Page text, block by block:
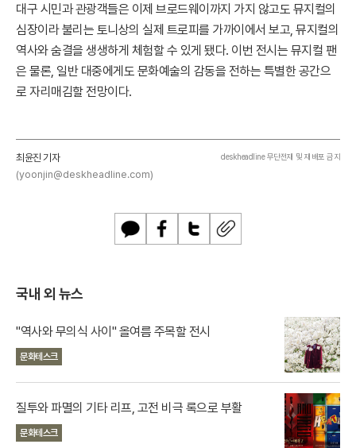
대구 시민과 관광객들은 이제 브로드웨이까지 가지 않고도 뮤지컬의
심장이라 불리는 토니상의 실제 트로피를 가까이에서 보고, 뮤지컬의
역사와 숨결을 생생하게 체험할 수 있게 됐다. 이번 전시는 뮤지컬 팬
은 물론, 일반 대중에게도 문화예술의 감동을 전하는 특별한 공간으
로 자리매김할 전망이다.
최윤진 기자
(yoonjin@deskheadline.com)
deskheadline 무단전재 및 재배포 금지
카
페
트
U
국내 외 뉴스
"역사와 무의식 사이" 올여름 주목할 전시
문화테스크
질투와 파멸의 기타 리프, 고전 비극 록으로 부활
문화테스크